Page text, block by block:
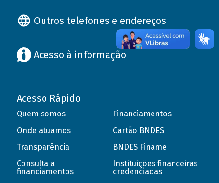
Outros telefones e endereços
Acesso à informação
Acesso Rápido
Quem somos
Onde atuamos
Transparência
Consulta a
financiamentos
Financiamentos
Cartão BNDES
BNDES Finame
Instituições financeiras
credenciadas